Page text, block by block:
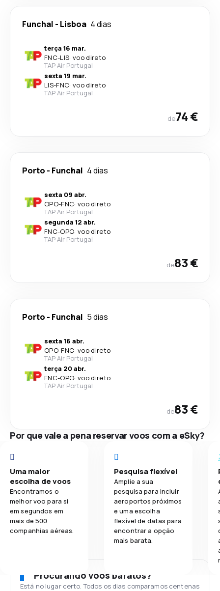
Funchal - Lisboa 4 dias
terça 16 mar.
FNC-LIS· voo direto
TAP Air Portugal
sexta 19 mar.
LIS-FNC· voo direto
TAP Air Portugal
de74 €
Porto - Funchal 4 dias
sexta 09 abr.
OPO-FNC· voo direto
TAP Air Portugal
segunda 12 abr.
FNC-OPO· voo direto
TAP Air Portugal
de83 €
Porto - Funchal 5 dias
sexta 16 abr.
OPO-FNC· voo direto
TAP Air Portugal
terça 20 abr.
FNC-OPO· voo direto
TAP Air Portugal
de83 €
Por que vale a pena reservar voos com a eSky?
Uma maior
escolha de voos
Encontramos o
melhor voo para si
em segundos em
mais de 500
companhias aéreas.
Pesquisa flexível
Amplie a sua
pesquisa para incluir
aeroportos próximos
e uma escolha
flexível de datas para
encontrar a opção
mais barata.
Procurando voos baratos?
Está no lugar certo. Todos os dias comparamos centenas